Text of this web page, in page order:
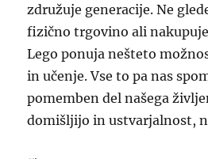
združuje generacije. Ne
fizično trgovino ali
Lego ponuja nešteto
in učenje. Vse to pa nas
pomemben del našega
domišljijo in ustvarjalnost,